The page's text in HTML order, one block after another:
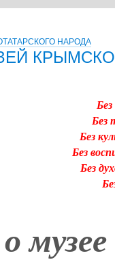
НАРОДА
Без
Без
Без
Без